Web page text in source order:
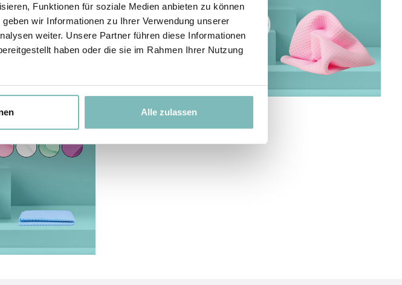
Funktionen für soziale Medien anbieten zu können
wir Informationen zu Ihrer Verwendung unserer
weiter. Unsere Partner führen diese Informationen
haben oder die sie im Rahmen Ihrer Nutzung
Alle zulassen